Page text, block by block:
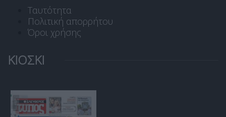
Ταυτότητα
Πολιτική απορρήτου
Όροι χρήσης
ΚΙΟΣΚΙ